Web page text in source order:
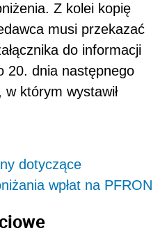
Z kolei kopię
musi przekazać
do informacji
20. dnia następnego
którym wystawił
dotyczące
wpłat na PFRON